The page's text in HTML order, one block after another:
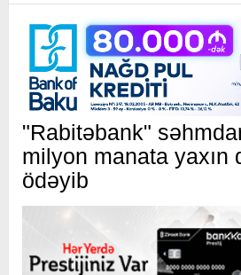
"Rabitəbank"
milyon manata yaxın
ödəyib